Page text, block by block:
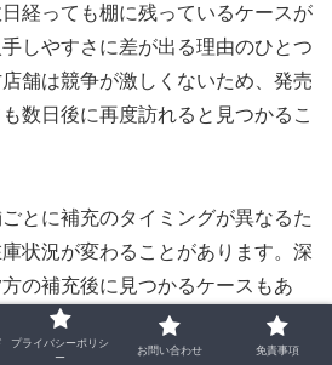
経っても棚に残っているケースが
しやすさに差が出る理由のひとつ
舗は競争が激しくないため、発売
数日後に再度訪れると見つかるこ
とに補充のタイミングが異なるた
状況が変わることがあります。深
の補充後に見つかるケースもあ
ックすることで出会える可能性が
動きが早い商品であるため、早め
プライバシーポリシ
ー
お問い合わせ 免責事項